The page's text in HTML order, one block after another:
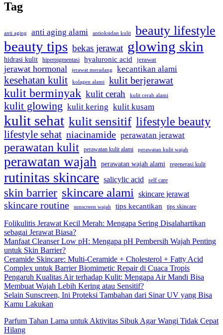
Tag
anti aging anti aging alami antioksidan kulit beauty lifestyle
beauty tips bekas jerawat glowing skin
hidrasi kulit hiperpigmentasi hyaluronic acid jerawat
jerawat hormonal jerawat meradang kecantikan alami
kesehatan kulit kolagen alami kulit berjerawat
kulit berminyak kulit cerah kulit cerah alami
kulit glowing kulit kering kulit kusam
kulit sehat kulit sensitif lifestyle beauty
lifestyle sehat niacinamide perawatan jerawat
perawatan kulit perawatan kulit alami perawatan kulit wajah
perawatan wajah perawatan wajah alami regenerasi kulit
rutinitas skincare salicylic acid self care
skin barrier skincare alami skincare jerawat
skincare routine sunscreen wajah tips kecantikan tips skincare
Folikulitis Jerawat Kecil Merah: Mengapa Sering Disalahartikan
sebagai Jerawat Biasa?
Manfaat Cleanser Low pH: Mengapa pH Pembersih Wajah Penting
untuk Skin Barrier?
Ceramide Skincare: Multi-Ceramide + Cholesterol + Fatty Acid
Complex untuk Barrier Biomimetic Repair di Cuaca Tropis
Pengaruh Kualitas Air terhadap Kulit: Mengapa Air Mandi Bisa
Membuat Wajah Lebih Kering atau Sensitif?
Selain Sunscreen, Ini Proteksi Tambahan dari Sinar UV yang Bisa
Kamu Lakukan
Parfum Tahan Lama untuk Aktivitas Sibuk Agar Wangi Tidak Cepat
Hilang